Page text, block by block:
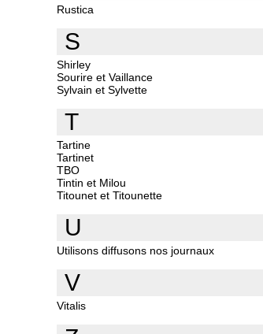
Rustica
S
Shirley
Sourire et Vaillance
Sylvain et Sylvette
T
Tartine
Tartinet
TBO
Tintin et Milou
Titounet et Titounette
U
Utilisons diffusons nos journaux
V
Vitalis